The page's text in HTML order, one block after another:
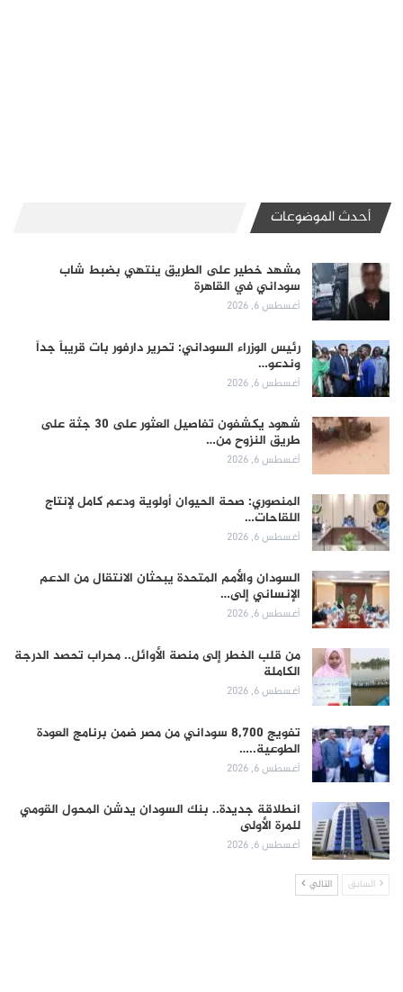
أحدث الموضوعات
مشهد خطير على الطريق ينتهي بضبط شاب
سوداني في القاهرة
أغسطس 6, 2026
رئيس الوزراء السوداني: تحرير دارفور بات قريباً جداً
وندعو…
أغسطس 6, 2026
شهود يكشفون تفاصيل العثور على 30 جثة على
طريق النزوح من…
أغسطس 6, 2026
المنصوري: صحة الحيوان أولوية ودعم كامل لإنتاج
اللقاحات…
أغسطس 6, 2026
السودان والأمم المتحدة يبحثان الانتقال من الدعم
الإنساني إلى…
أغسطس 6, 2026
من قلب الخطر إلى منصة الأوائل.. محراب تحصد الدرجة
الكاملة
أغسطس 6, 2026
تفويج 8,700 سوداني من مصر ضمن برنامج العودة
الطوعية..…
أغسطس 6, 2026
انطلاقة جديدة.. بنك السودان يدشن المحول القومي
للمرة الأولى
أغسطس 6, 2026
السابق التالي